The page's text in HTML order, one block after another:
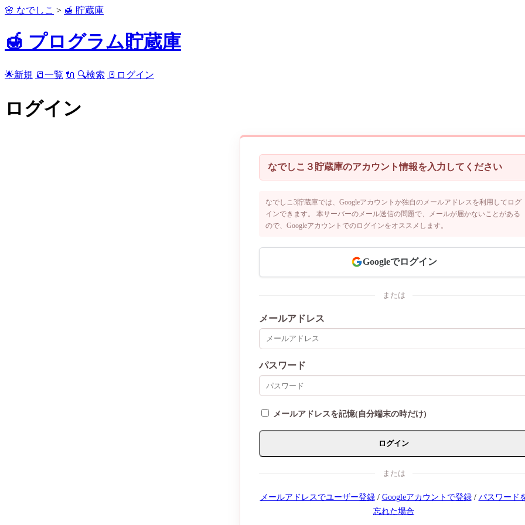
🌸 なでしこ > 🍯 貯蔵庫
🍯 プログラム貯蔵庫
🌟新規 📒一覧 🔌 🔍検索 🚪ログイン
ログイン
なでしこ３貯蔵庫のアカウント情報を入力してください
なでしこ3貯蔵庫では、Googleアカウントか独自のメールアドレスを利用してログ
インできます。 本サーバーのメール送信の問題で、メールが届かないことがある
ので、Googleアカウントでのログインをオススメします。
Googleでログイン
または
メールアドレス
パスワード
メールアドレスを記憶(自分端末の時だけ)
ログイン
または
メールアドレスでユーザー登録/ Googleアカウントで登録/ パスワード
忘れた場合